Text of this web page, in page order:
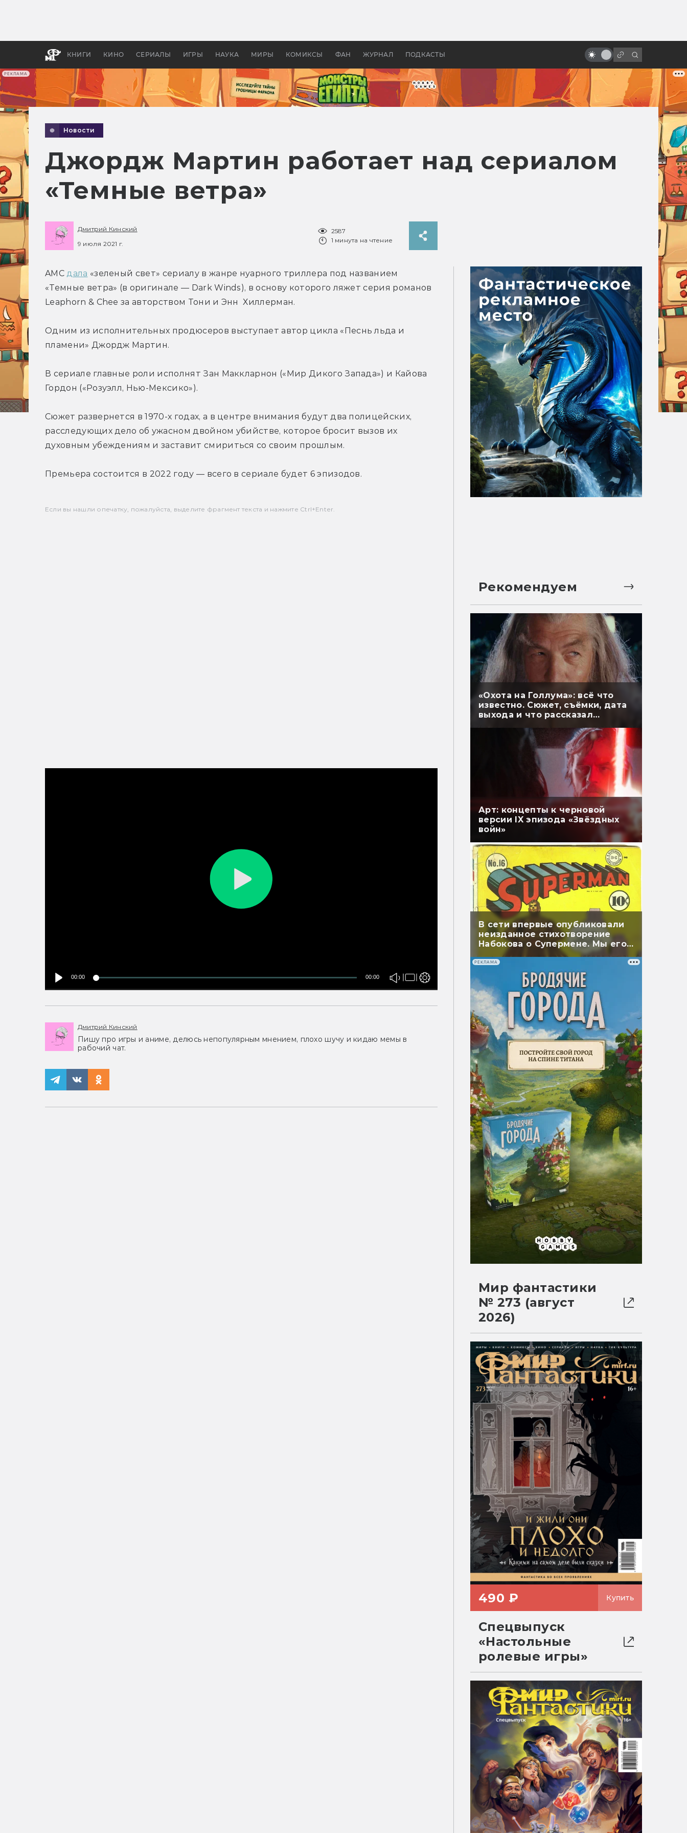
РЕКЛАМА
КНИГИ КИНО СЕРИАЛЫ ИГРЫ НАУКА МИРЫ КОМИКСЫ ФАН ЖУРНАЛ ПОДКАСТЫ
апокалипсис, в России —
бы «Властелина колец»
космонавтами
Новости
Джордж Мартин работает над сериалом
«Темные ветра»
Дмитрий Кинский
9 июля 2021 г.
2587
1 минута на чтение
AMC дала «зеленый свет» сериалу в жанре нуарного триллера под названием
«Темные ветра» (в оригинале — Dark Winds), в основу которого ляжет серия романов
Leaphorn & Chee за авторством Тони и Энн  Хиллерман.
Одним из исполнительных продюсеров выступает автор цикла «Песнь льда и
пламени» Джордж Мартин.
В сериале главные роли исполнят Зан Маккларнон («Мир Дикого Запада») и Кайова
Гордон («Розуэлл, Нью-Мексико»).
Сюжет развернется в 1970-х годах, а в центре внимания будут два полицейских,
расследующих дело об ужасном двойном убийстве, которое бросит вызов их
духовным убеждениям и заставит смириться со своим прошлым.
Премьера состоится в 2022 году — всего в сериале будет 6 эпизодов.
Если вы нашли опечатку, пожалуйста, выделите фрагмент текста и нажмите Ctrl+Enter.
00:00 00:00
Дмитрий Кинский
Пишу про игры и аниме, делюсь непопулярным мнением, плохо шучу и кидаю мемы в
рабочий чат.
Рекомендуем
«Охота на Голлума»: всё что
известно. Сюжет, съёмки, дата
выхода и что рассказал
Арт: концепты к черновой
версии IX эпизода «Звёздных
войн»
В сети впервые опубликовали
неизданное стихотворение
Набокова о Супермене. Мы его
перевели
РЕКЛАМА
Мир фантастики
№ 273 (август
2026)
490 ₽ Купить
Спецвыпуск
«Настольные
ролевые игры»